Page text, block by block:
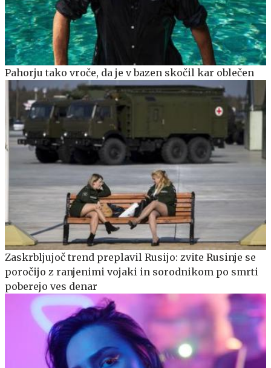
Pahorju tako vroče, da je v bazen skočil kar oblečen
Zaskrbljujoč trend preplavil Rusijo: zvite Rusinje se
poročijo z ranjenimi vojaki in sorodnikom po smrti
poberejo ves denar